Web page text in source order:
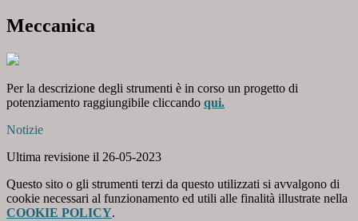
Meccanica
Per la descrizione degli strumenti è in corso un progetto di
potenziamento raggiungibile cliccando qui.
Notizie
Ultima revisione il 26-05-2023
Questo sito o gli strumenti terzi da questo utilizzati si avvalgono di
cookie necessari al funzionamento ed utili alle finalità illustrate nella
COOKIE POLICY.